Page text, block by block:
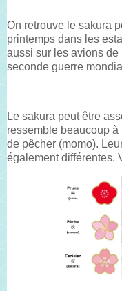
On retrouve le sakura
printemps dans les
aussi sur les avions
seconde guerre
Le sakura peut être
ressemble beaucoup
de pêcher (momo).
également différentes.